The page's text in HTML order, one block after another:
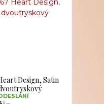
Design, Satin